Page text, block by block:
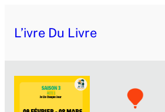
L’ivre Du Livre